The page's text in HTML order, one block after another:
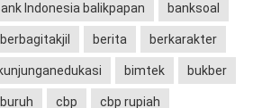
Indonesia balikpapan banksoal
berbagitakjil berita berkarakter
bimtek bukber
buruh cbp cbp rupiah